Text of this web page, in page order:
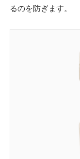
るのを防ぎます。